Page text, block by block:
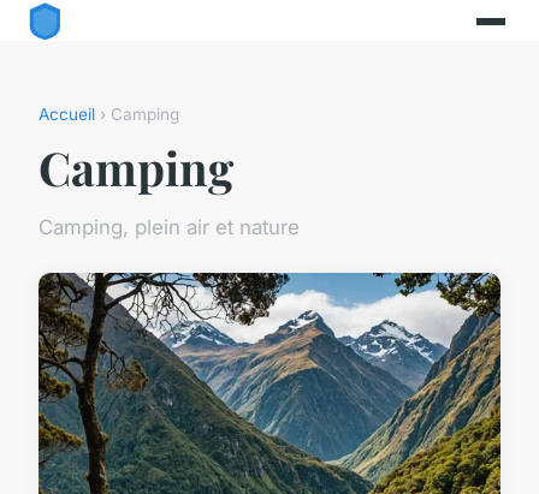
Accueil › Camping
Camping
Camping, plein air et nature